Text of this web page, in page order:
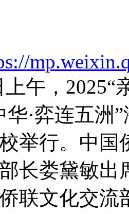
，2025“
华·弈连五洲
举行。中国
长娄黛敏出
联文化交